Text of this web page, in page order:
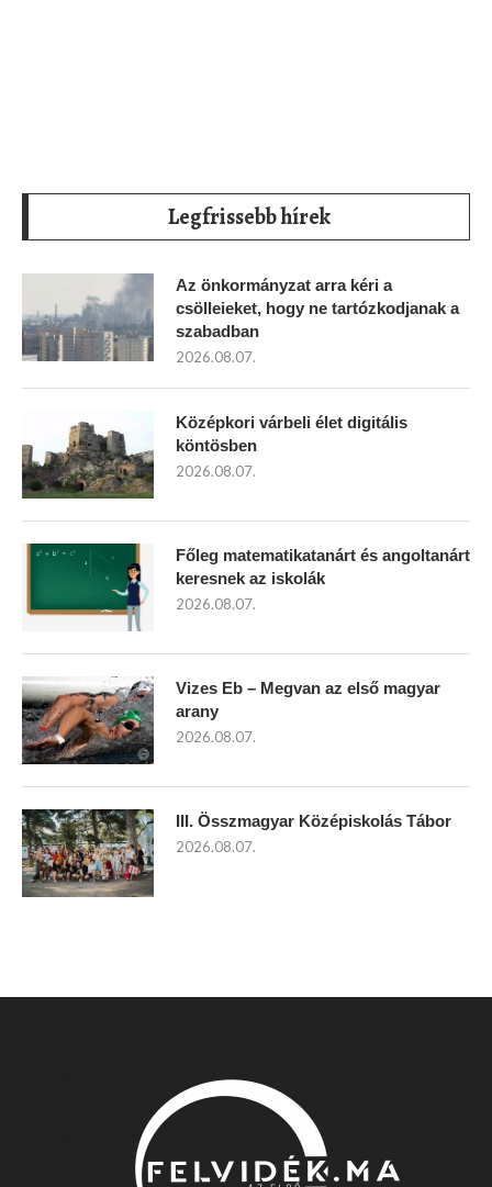
Legfrissebb hírek
Az önkormányzat arra kéri a
csölleieket, hogy ne tartózkodjanak a
szabadban
2026.08.07.
Középkori várbeli élet digitális
köntösben
2026.08.07.
Főleg matematikatanárt és angoltanárt
keresnek az iskolák
2026.08.07.
Vizes Eb – Megvan az első magyar
arany
2026.08.07.
III. Összmagyar Középiskolás Tábor
2026.08.07.